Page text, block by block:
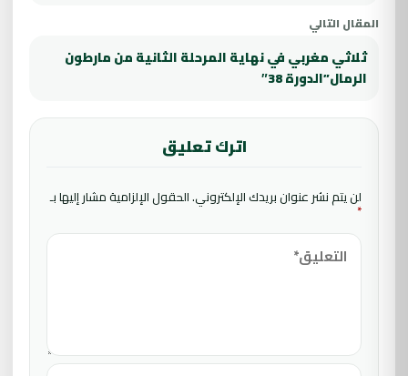
المقال التالي
ثلاثي مغربي في نهاية المرحلة الثانية من مارطون
الرمال”الدورة 38″
اترك تعليق
لن يتم نشر عنوان بريدك الإلكتروني.الحقول الإلزامية مشار إليها بـ
*